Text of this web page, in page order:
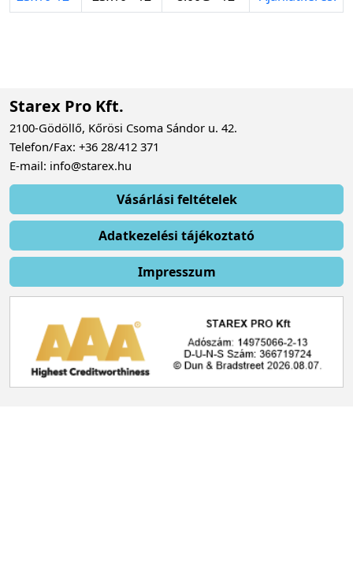
Starex Pro Kft.
2100-Gödöllő, Kőrösi Csoma Sándor u. 42.
Telefon/Fax: +36 28/412 371
E-mail: info@starex.hu
Vásárlási feltételek
Adatkezelési tájékoztató
Impresszum